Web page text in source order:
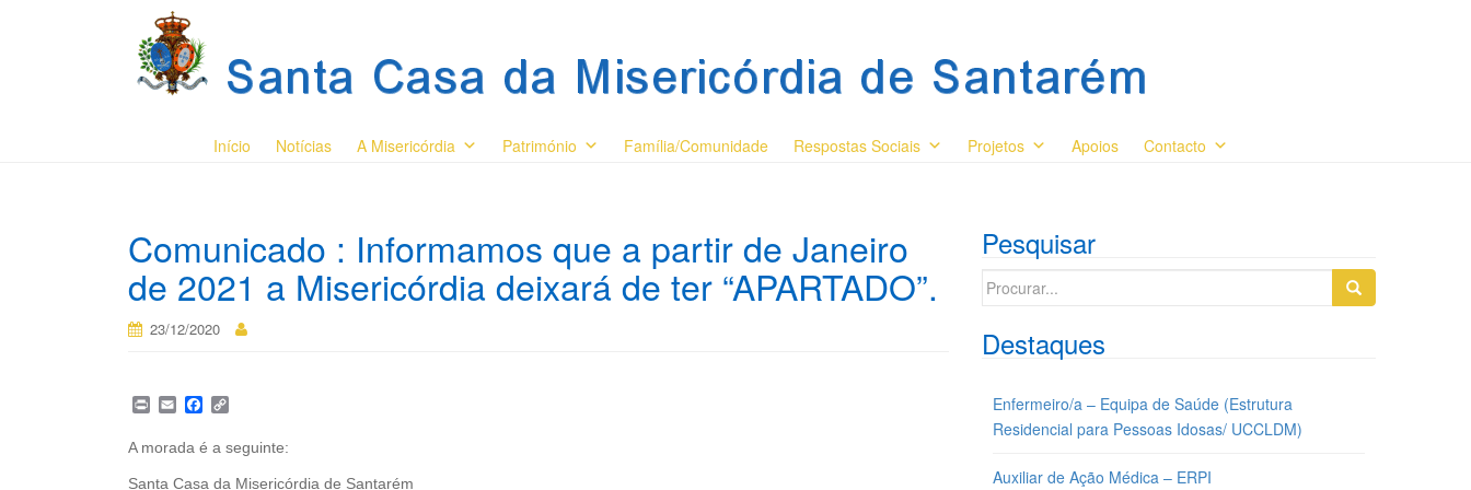
Início Notícias A Misericórdia Património Família/Comunidade Respostas Sociais Projetos Apoios Contacto
Comunicado : Informamos que a partir de Janeiro
de 2021 a Misericórdia deixará de ter “APARTADO”.
23/12/2020
P
n
E
a
i
l
c
e
y
L
A morada é a seguinte:
Santa Casa da Misericórdia de Santarém
Pesquisar
Search
Destaques
Enfermeiro/a – Equipa de Saúde (Estrutura
Residencial para Pessoas Idosas/ UCCLDM)
Auxiliar de Ação Médica – ERPI